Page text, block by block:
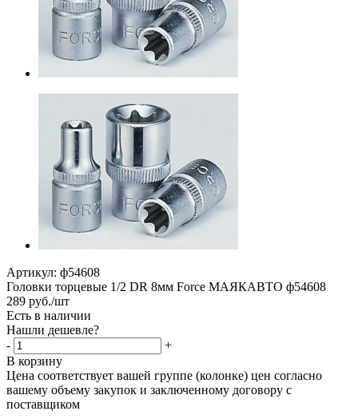
Артикул: ф54608
Головки торцевые 1/2 DR 8мм Force МАЯКАВТО ф54608
289 руб./шт
Есть в наличии
Нашли дешевле?
-
+
В корзину
Цена соответствует вашей группе (колонке) цен согласно
вашему объему закупок и заключенному договору с
поставщиком